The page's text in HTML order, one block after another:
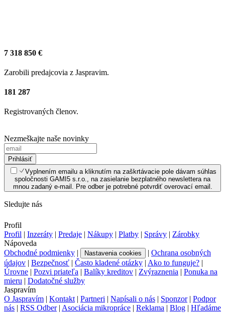
7 318 850 €
Zarobili predajcovia z Jaspravim.
181 287
Registrovaných členov.
Nezmeškajte naše novinky
Prihlásiť
Vyplnením emailu a kliknutím na zaškrtávacie pole dávam súhlas
spoločnosti GAMI5 s.r.o., na zasielanie bezplatného newslettera na
mnou zadaný e-mail. Pre odber je potrebné potvrdiť overovací email.
Sledujte nás
Profil
Profil | Inzeráty | Predaje | Nákupy | Platby | Správy | Zárobky
Nápoveda
Obchodné podmienky | Nastavenia cookies | Ochrana osobných
údajov | Bezpečnosť | Často kladené otázky | Ako to funguje? |
Úrovne | Pozvi priateľa | Balíky kreditov | Zvýraznenia | Ponuka na
mieru | Dodatočné služby
Jaspravím
O Jaspravím | Kontakt | Partneri | Napísali o nás | Sponzor| Podpor
nás | RSS Odber| Asociácia mikropráce | Reklama | Blog | Hľadáme